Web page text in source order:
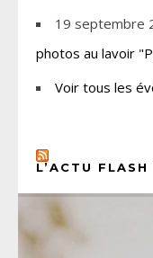
19 septembre
photos au lavoir
Voir tous les
L’ACTU